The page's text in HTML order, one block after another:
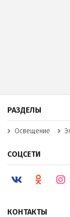
КОНТАКТЫ
РАЗДЕЛЫ
Освещение
СОЦСЕТИ